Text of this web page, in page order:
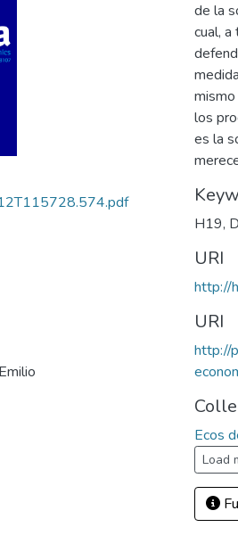
de la
cual,
los
es la
H19,
URI
http://
URI
http://
Ecos
Load